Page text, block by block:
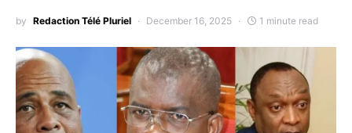
by Redaction Télé Pluriel December 16, 2025 1 minute read